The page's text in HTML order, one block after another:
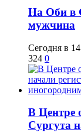
​На Оби в
мужчина
Сегодня в
324 0
​В Центре
Сургута